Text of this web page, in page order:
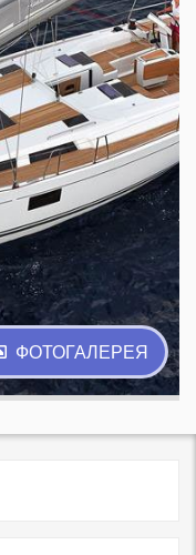
ФОТОГАЛЕРЕЯ